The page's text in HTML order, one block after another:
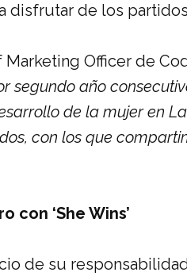
disfrutar de los
Marketing Officer de
segundo año
de la mujer en
con los que
con ‘She Wins’
de su